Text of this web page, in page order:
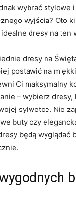
wybrać stylowe
wyjścia? Oto
dresy na ten
dresy na
postawić na
Ci maksymalny
– wybierz dresy,
sylwetce. Nie
buty ⁣czy
będą wyglądać